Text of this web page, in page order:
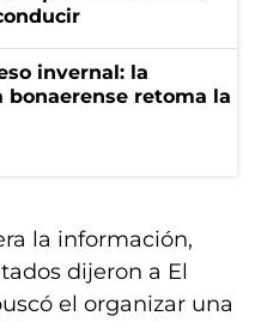
invernal: la
bonaerense retoma la
la información,
dijeron a El
el organizar una